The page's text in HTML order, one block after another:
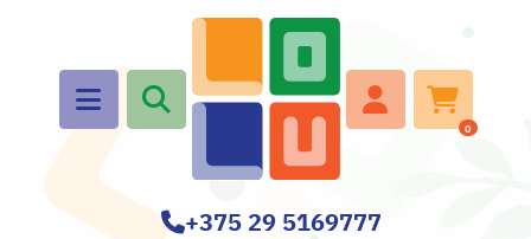
0
+375 29 5169777